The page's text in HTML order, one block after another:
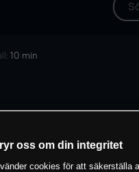
10 min
oss om din integritet
cookies för att säkerställa